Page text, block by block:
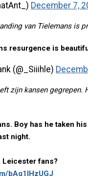
December 7,
van Tielemans is
resurgence is
(@_Siiihle)
zijn kansen gegrepen.
Boy has he taken
night.
Leicester fans?
bAg1lHzUGJ